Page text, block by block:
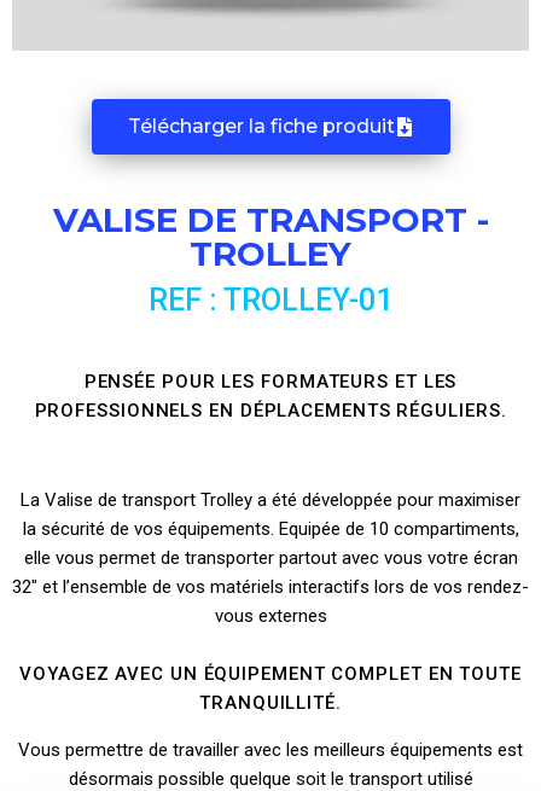
VALISE DE TRANSPORT -
TROLLEY
REF : TROLLEY-01
PENSÉE POUR LES FORMATEURS ET LES
PROFESSIONNELS EN DÉPLACEMENTS RÉGULIERS.
La Valise de transport Trolley a été développée pour maximiser
la sécurité de vos équipements. Equipée de 10 compartiments,
elle vous permet de transporter partout avec vous votre écran
32″ et l’ensemble de vos matériels interactifs lors de vos rendez-
vous externes
VOYAGEZ AVEC UN ÉQUIPEMENT COMPLET EN TOUTE
TRANQUILLITÉ.
Vous permettre de travailler avec les meilleurs équipements est
désormais possible quelque soit le transport utilisé
Télécharger la fiche produit